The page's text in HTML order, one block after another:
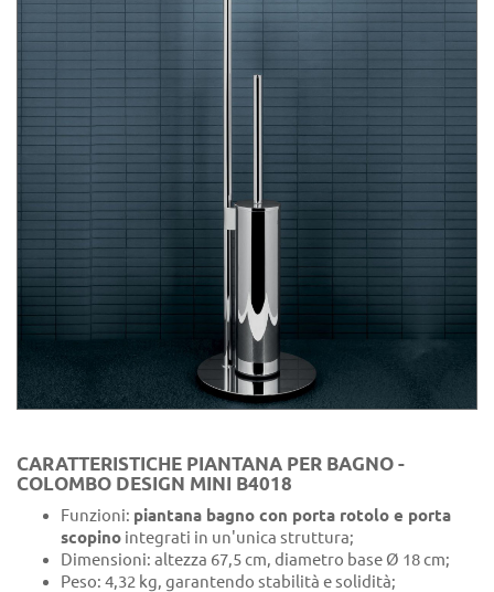
CARATTERISTICHE PIANTANA PER BAGNO -
COLOMBO DESIGN MINI B4018
Funzioni: piantana bagno con porta rotolo e porta
scopino integrati in un'unica struttura;
Dimensioni: altezza 67,5 cm, diametro base Ø 18 cm;
Peso: 4,32 kg, garantendo stabilità e solidità;